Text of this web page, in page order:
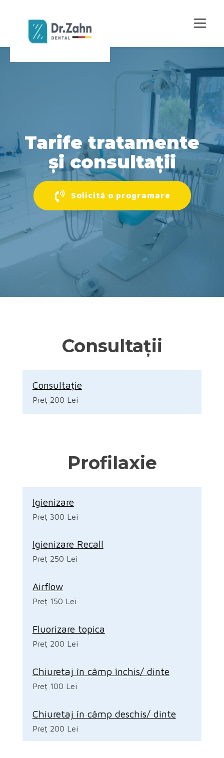
Tarife tratamente
și consultații
Solicită o programare
Consultații
Consultație
Preț 200 Lei
Profilaxie
Igienizare
Preț 300 Lei
Igienizare Recall
Preț 250 Lei
Airflow
Preț 150 Lei
Fluorizare topica
Preț 200 Lei
Chiuretaj în câmp închis/ dinte
Preț 100 Lei
Chiuretaj în câmp deschis/ dinte
Preț 200 Lei